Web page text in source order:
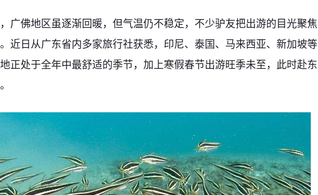
广佛地区虽逐渐回暖，但气温仍不稳定，不少驴友把出游的目光聚焦
近日从广东省内多家旅行社获悉，印尼、泰国、马来西亚、新加坡等
正处于全年中最舒适的季节，加上寒假春节出游旺季未至，此时赴东